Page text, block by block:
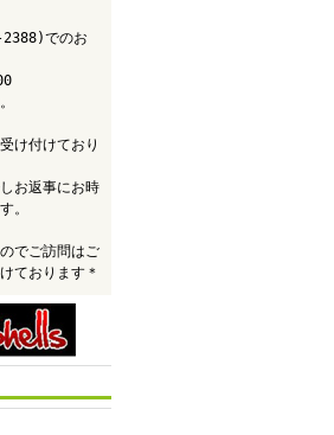
でのお
け付けており
お返事にお時
。
でご訪問はご
ております＊